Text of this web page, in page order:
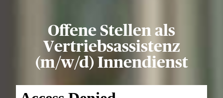
Offene Stellen als
Vertriebsassistenz
(m/w/d) Innendienst